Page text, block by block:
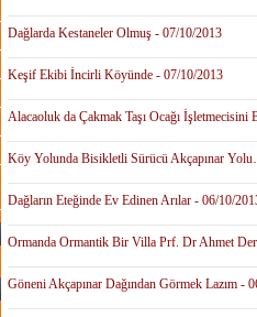
Dağlarda Kestaneler Olmuş - 07/10/2013
Keşif Ekibi İncirli Köyünde - 07/10/2013
Alacaoluk da Çakmak Taşı Ocağı
Köy Yolunda Bisikletli Sürücü Akçapınar
Dağların Eteğinde Ev Edinen Arılar - 06/10/
Ormanda Ormantik Bir Villa Prf. Dr Ahmet
Göneni Akçapınar Dağından Görmek Lazım -